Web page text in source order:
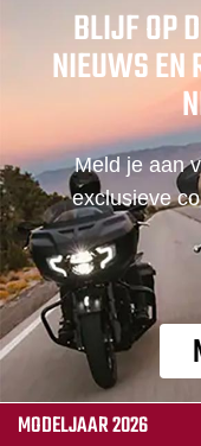
BLIJF OP
NIEUWS EN
Meld je aan
exclusieve
MODELJAAR 2026